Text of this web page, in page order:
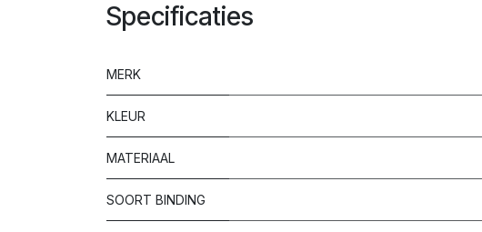
Specificaties
MERK
KLEUR
MATERIAAL
SOORT BINDING